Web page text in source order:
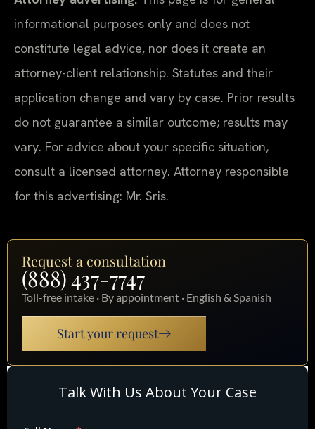
informational purposes only and does not
constitute legal advice, nor does it create an
attorney-client relationship. Statutes and their
application change and vary by case. Prior results
do not guarantee a similar outcome; results may
vary. For advice about your specific situation,
consult a licensed attorney. Attorney responsible
for this advertising: Mr. Sris.
Request a consultation
(888) 437-7747
Toll-free intake · By appointment · English & Spanish
Start your request